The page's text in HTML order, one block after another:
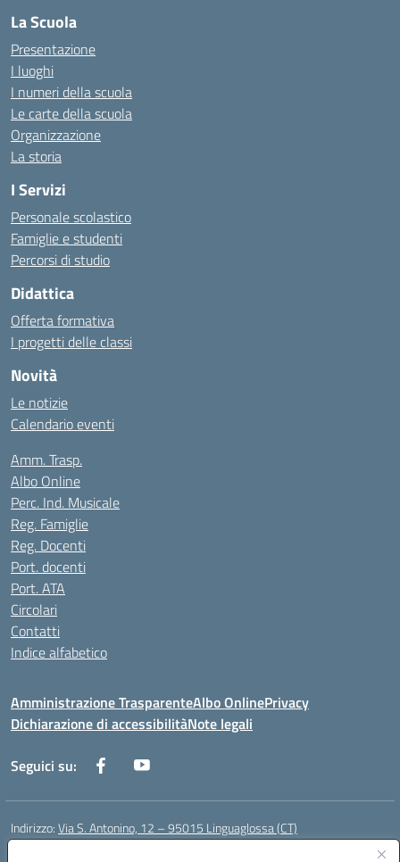
La Scuola
Presentazione
I luoghi
I numeri della scuola
Le carte della scuola
Organizzazione
La storia
I Servizi
Personale scolastico
Famiglie e studenti
Percorsi di studio
Didattica
Offerta formativa
I progetti delle classi
Novità
Le notizie
Calendario eventi
Amm. Trasp.
Albo Online
Perc. Ind. Musicale
Reg. Famiglie
Reg. Docenti
Port. docenti
Port. ATA
Circolari
Contatti
Indice alfabetico
Amministrazione TrasparenteAlbo OnlinePrivacy
Dichiarazione di accessibilitàNote legali
Seguici su:
Indirizzo:Via S. Antonino, 12 – 95015 Linguaglossa (CT)
Centralino: